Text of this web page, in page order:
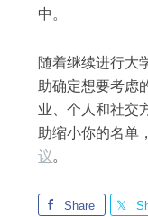
中。
随着继续进行大
助确定想要考虑
业、个人和社交
助缩小你的名单
议。
Share